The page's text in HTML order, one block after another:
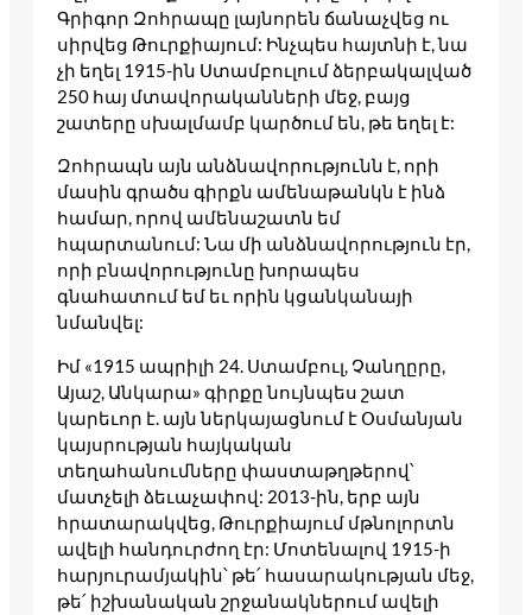
Գրիգոր Զոհրապը լայնորեն ճանաչվեց ու
սիրվեց Թուրքիայում: Ինչպես հայտնի է, նա
չի եղել 1915-ին Ստամբուլում ձերբակալված
250 հայ մտավորականների մեջ, բայց
շատերը սխալմամբ կարծում են, թե եղել է:
Զոհրապն այն անձնավորությունն է, որի
մասին գրածս գիրքն ամենաթանկն է ինձ
համար, որով ամենաշատն եմ
հպարտանում: Նա մի անձնավորություն էր,
որի բնավորությունը խորապես
գնահատում եմ եւ որին կցանկանայի
նմանվել:
Իմ «1915 ապրիլի 24. Ստամբուլ, Չանղըրը,
Այաշ, Անկարա» գիրքը նույնպես շատ
կարեւոր է. այն ներկայացնում է Օսմանյան
կայսրության հայկական
տեղահանումները փաստաթղթերով՝
մատչելի ձեւաչափով: 2013-ին, երբ այն
հրատարակվեց, Թուրքիայում մթնոլորտն
ավելի հանդուրժող էր: Մոտենալով 1915-ի
հարյուրամյակին՝ թե՛ հասարակության մեջ,
թե՛ իշխանական շրջանակներում ավելի